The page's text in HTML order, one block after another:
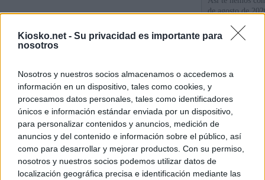
Kiosko.net - Su privacidad es importante para
nosotros
Nosotros y nuestros socios almacenamos o accedemos a
información en un dispositivo, tales como cookies, y
procesamos datos personales, tales como identificadores
únicos e información estándar enviada por un dispositivo,
para personalizar contenidos y anuncios, medición de
anuncios y del contenido e información sobre el público, así
como para desarrollar y mejorar productos. Con su permiso,
nosotros y nuestros socios podemos utilizar datos de
localización geográfica precisa e identificación mediante las
de agosto de
Sánchez se
Los viajeros
Italia: “Es
© Kiosko.net Aviso Legal Privacidad y Cookies